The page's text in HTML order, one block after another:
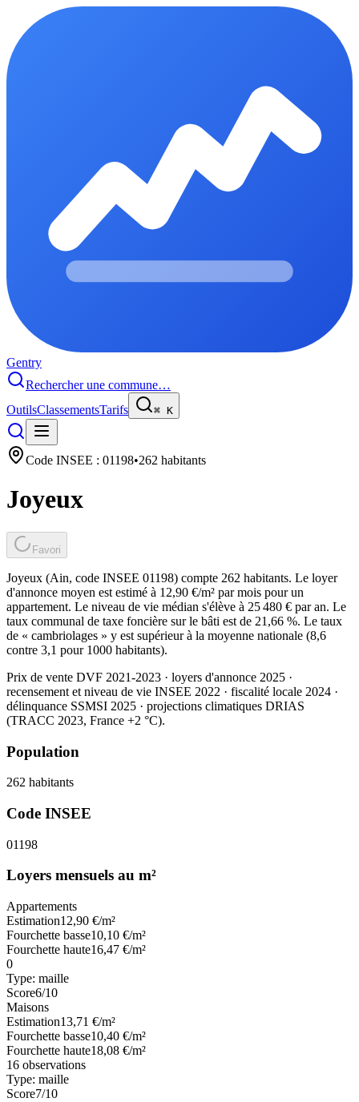
Gentry
Rechercher une commune…
OutilsClassementsTarifs ⌘ K
Code INSEE : 01198•262 habitants
Joyeux
Favori
Joyeux (Ain, code INSEE 01198) compte 262 habitants. Le loyer
d'annonce moyen est estimé à 12,90 €/m² par mois pour un
appartement. Le niveau de vie médian s'élève à 25 480 € par an. Le
taux communal de taxe foncière sur le bâti est de 21,66 %. Le taux
de « cambriolages » y est supérieur à la moyenne nationale (8,6
contre 3,1 pour 1000 habitants).
Prix de vente DVF 2021-2023 · loyers d'annonce 2025 ·
recensement et niveau de vie INSEE 2022 · fiscalité locale 2024 ·
délinquance SSMSI 2025 · projections climatiques DRIAS
(TRACC 2023, France +2 °C).
Population
262 habitants
Code INSEE
01198
Loyers mensuels au m²
Appartements
Estimation12,90 €/m²
Fourchette basse10,10 €/m²
Fourchette haute16,47 €/m²
0
Type: maille
Score6/10
Maisons
Estimation13,71 €/m²
Fourchette basse10,40 €/m²
Fourchette haute18,08 €/m²
16 observations
Type: maille
Score7/10